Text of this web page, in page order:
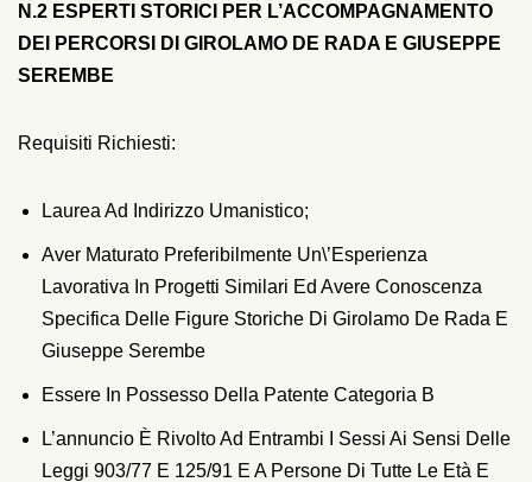
N.2 ESPERTI STORICI PER L’ACCOMPAGNAMENTO
DEI PERCORSI DI GIROLAMO DE RADA E GIUSEPPE
SEREMBE
Requisiti Richiesti:
Laurea Ad Indirizzo Umanistico;
Aver Maturato Preferibilmente Un\’esperienza
Lavorativa In Progetti Similari Ed Avere Conoscenza
Specifica Delle Figure Storiche Di Girolamo De Rada E
Giuseppe Serembe
Essere In Possesso Della Patente Categoria B
L’annuncio È Rivolto Ad Entrambi I Sessi Ai Sensi Delle
Leggi 903/77 E 125/91 E A Persone Di Tutte Le Età E